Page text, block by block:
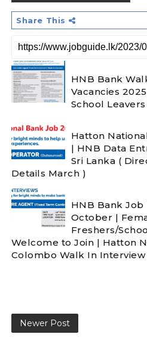
Share This
HNB Bank
Vacancies
School Leavers
Hatton
| HNB Data
Sri Lanka (
Details March )
HNB Bank
October |
Freshers/
Welcome to Join | Hatton
Colombo Walk In
Newer Post